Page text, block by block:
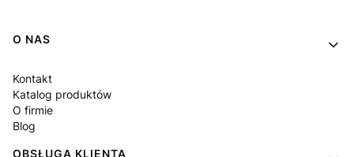
Linki w stopce
O NAS
Kontakt
Katalog produktów
O firmie
Blog
OBSŁUGA KLIENTA